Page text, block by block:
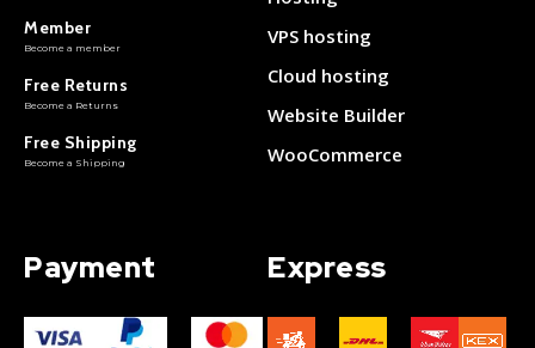
Member
Become a member
Free Returns
Become a Returns
Free Shipping
Become a Shipping
VPS hosting
Cloud hosting
Website Builder
WooCommerce
Payment Express